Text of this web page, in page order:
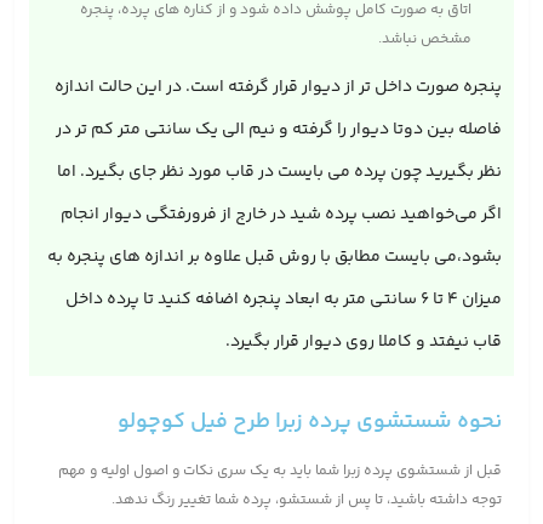
اتاق به صورت کامل پوشش داده شود و از کناره های پرده، پنجره
مشخص نباشد.
پنجره صورت داخل تر از دیوار قرار گرفته است. در این حالت اندازه
فاصله بین دوتا دیوار را گرفته و نیم الی یک سانتی متر کم تر در
نظر بگیرید چون پرده می بایست در قاب مورد نظر جای بگیرد. اما
اگر می‌خواهید نصب پرده شید در خارج از فرورفتگی دیوار انجام
بشود،می بایست مطابق با روش قبل علاوه بر اندازه های پنجره به
میزان 4 تا 6 سانتی متر به ابعاد پنجره اضافه کنید تا پرده داخل
قاب نیفتد و کاملا روی دیوار قرار بگیرد.
نحوه شستشوی پرده زبرا طرح فیل کوچولو
قبل از شستشوی پرده زبرا شما باید به یک سری نکات و اصول اولیه و مهم
توجه داشته باشید، تا پس از شستشو، پرده شما تغییر رنگ ندهد.